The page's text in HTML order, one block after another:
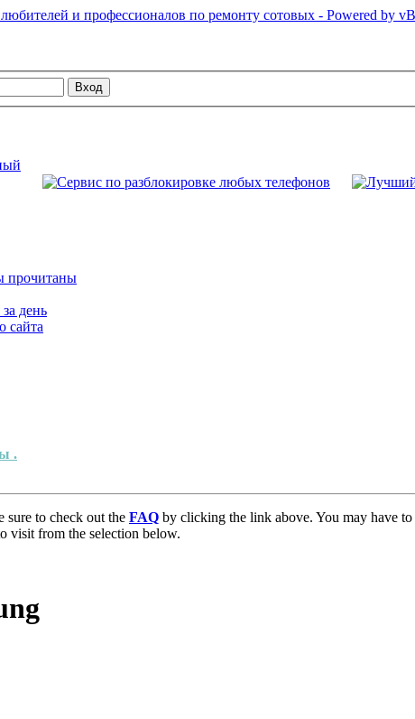
прочитаны
день
сайта
.
to check out the FAQ by clicking the link above. You may have to
visit from the selection below.